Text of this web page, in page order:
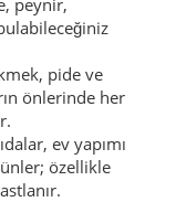
pide ve
önlerinde her
ev yapımı
özellikle